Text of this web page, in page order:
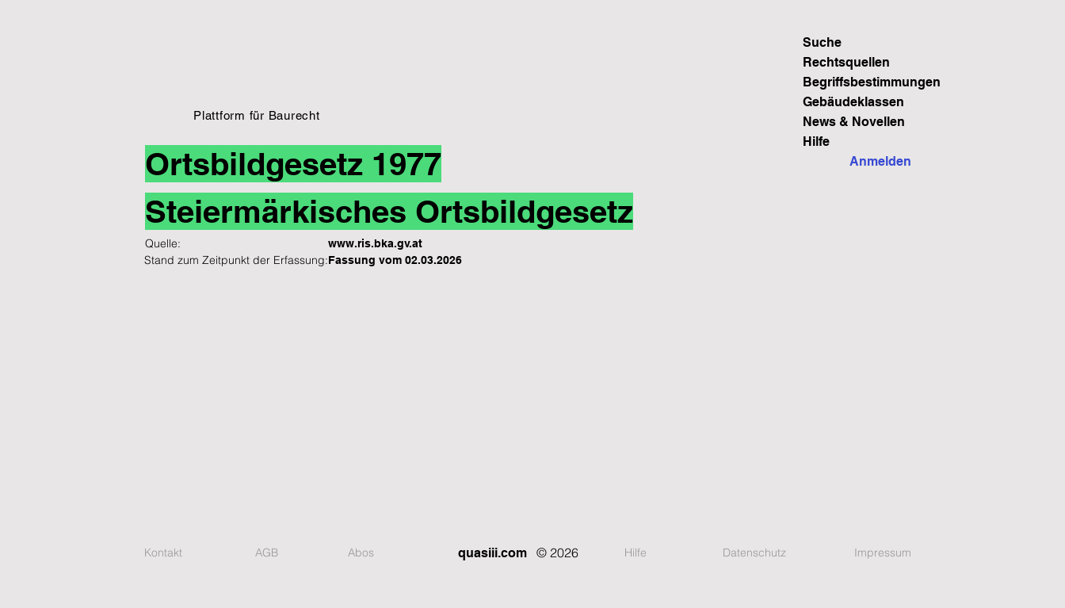
Plattform für Baurecht
Anmelden
Steiermärkisches Ortsbildgesetz
Quelle: www.ris.bka.gv.at
Ortsbildgesetz 1977
Stand zum Zeitpunkt der Erfassung:Fassung vom 02.03.2026
Suche
Rechtsquellen
Begriffsbestimmungen
Gebäudeklassen
News & Novellen
Hilfe
quasiii.com © 2026 Impressum
Datenschutz
Kontakt AGB Abos Hilfe